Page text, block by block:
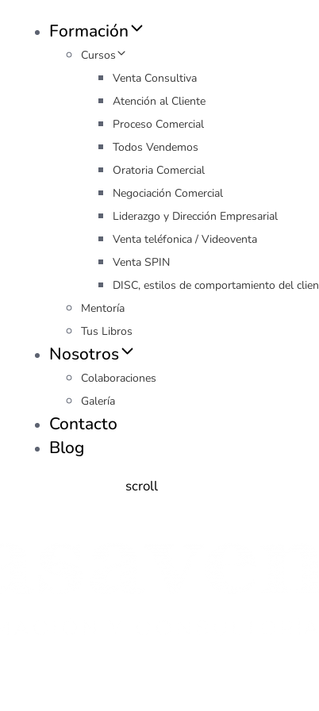
Formación
Cursos
Venta Consultiva
Atención al Cliente
Proceso Comercial
Todos Vendemos
Oratoria Comercial
Negociación Comercial
Liderazgo y Dirección Empresarial
Venta teléfonica / Videoventa
Venta SPIN
DISC, estilos de comportamiento del
Mentoría
Tus Libros
Nosotros
Colaboraciones
Galería
Contacto
Blog
scroll